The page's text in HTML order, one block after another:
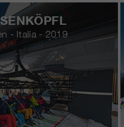
- Italia - 2019